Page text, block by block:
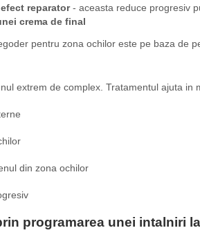
reparator- aceasta reduce progresiv
crema de final
pentru zona ochilor este pe baza de
extrem de complex. Tratamentul ajuta in
din zona ochilor
programarea unei intalniri